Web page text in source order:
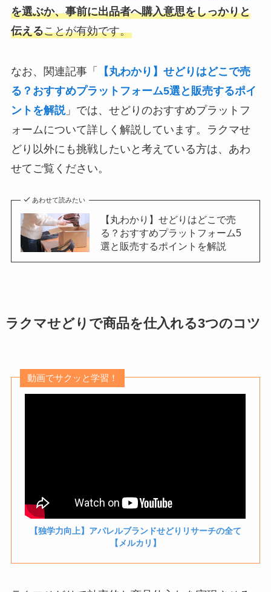
を選ぶか、事前に出品者へ購入意思をしっかりと
伝えることが有効です。
なお、関連記事「
【丸わかり】せどりはどこで売
る？おすすめプラットフォーム5選と販売するポイ
ントを解説」では、せどりのおすすめプラットフ
ォームについて詳しく解説しています。ラクマせ
どり以外にも挑戦したいと考えている方は、あわ
せてご覧ください。
あわせて読みたい
【丸わかり】せどりはどこで売
る？おすすめプラットフォーム5
選と販売するポイントを解説
ラクマせどりで商品を仕入れる3つのコツ
動画でサクッと学習！
【独学力向上】アパレルブランドせどりリサーチの全て
【メルカリ】